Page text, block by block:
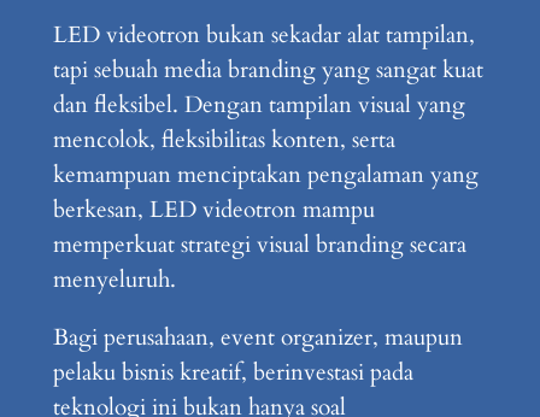
LED videotron bukan sekadar alat tampilan,
tapi sebuah media branding yang sangat kuat
dan fleksibel. Dengan tampilan visual yang
mencolok, fleksibilitas konten, serta
kemampuan menciptakan pengalaman yang
berkesan, LED videotron mampu
memperkuat strategi visual branding secara
menyeluruh.
Bagi perusahaan, event organizer, maupun
pelaku bisnis kreatif, berinvestasi pada
teknologi ini bukan hanya soal